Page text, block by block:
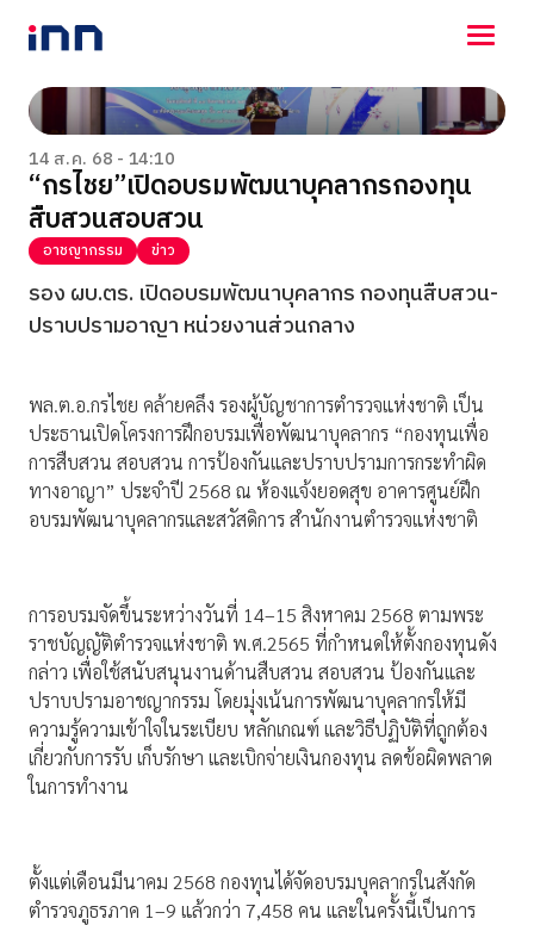
NEWS
ENTERTAINMENT
LIFESTYLE
HOROSCOPE
LOTTERY
VIDEO
ร่วมด้วยช่วยกัน
14 ส.ค. 68 - 14:10
“กรไชย”เปิดอบรมพัฒนาบุคลากรกองทุน
สืบสวนสอบสวน
อาชญากรรม ข่าว
รอง ผบ.ตร. เปิดอบรมพัฒนาบุคลากร กองทุนสืบสวน-
ปราบปรามอาญา หน่วยงานส่วนกลาง
พล.ต.อ.กรไชย คล้ายคลึง รองผู้บัญชาการตำรวจแห่งชาติ เป็น
ประธานเปิดโครงการฝึกอบรมเพื่อพัฒนาบุคลากร “กองทุนเพื่อ
การสืบสวน สอบสวน การป้องกันและปราบปรามการกระทำผิด
ทางอาญา” ประจำปี 2568 ณ ห้องแจ้งยอดสุข อาคารศูนย์ฝึก
อบรมพัฒนาบุคลากรและสวัสดิการ สำนักงานตำรวจแห่งชาติ
การอบรมจัดขึ้นระหว่างวันที่ 14–15 สิงหาคม 2568 ตามพระ
ราชบัญญัติตำรวจแห่งชาติ พ.ศ.2565 ที่กำหนดให้ตั้งกองทุนดัง
กล่าว เพื่อใช้สนับสนุนงานด้านสืบสวน สอบสวน ป้องกันและ
ปราบปรามอาชญากรรม โดยมุ่งเน้นการพัฒนาบุคลากรให้มี
ความรู้ความเข้าใจในระเบียบ หลักเกณฑ์ และวิธีปฏิบัติที่ถูกต้อง
เกี่ยวกับการรับ เก็บรักษา และเบิกจ่ายเงินกองทุน ลดข้อผิดพลาด
ในการทำงาน
ตั้งแต่เดือนมีนาคม 2568 กองทุนได้จัดอบรมบุคลากรในสังกัด
ตำรวจภูธรภาค 1–9 แล้วกว่า 7,458 คน และในครั้งนี้เป็นการ